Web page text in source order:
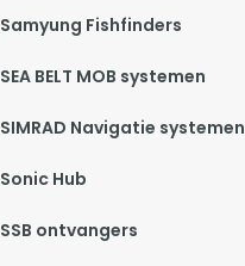
Samyung Fishfinders
SEA BELT MOB systemen
SIMRAD Navigatie systemen
Sonic Hub
SSB ontvangers